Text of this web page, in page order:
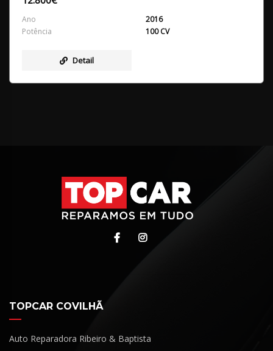
Ano
2016
Potência
100 CV
Detail
TOPCAR COVILHÃ
Auto Reparadora Ribeiro & Baptista